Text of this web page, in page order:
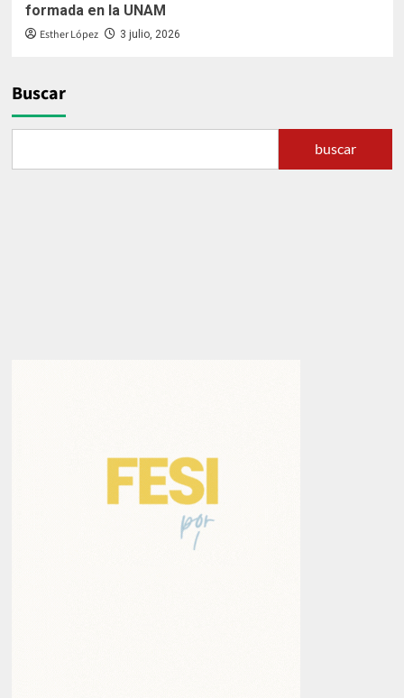
formada en la UNAM
Esther López 3 julio, 2026
Buscar
buscar